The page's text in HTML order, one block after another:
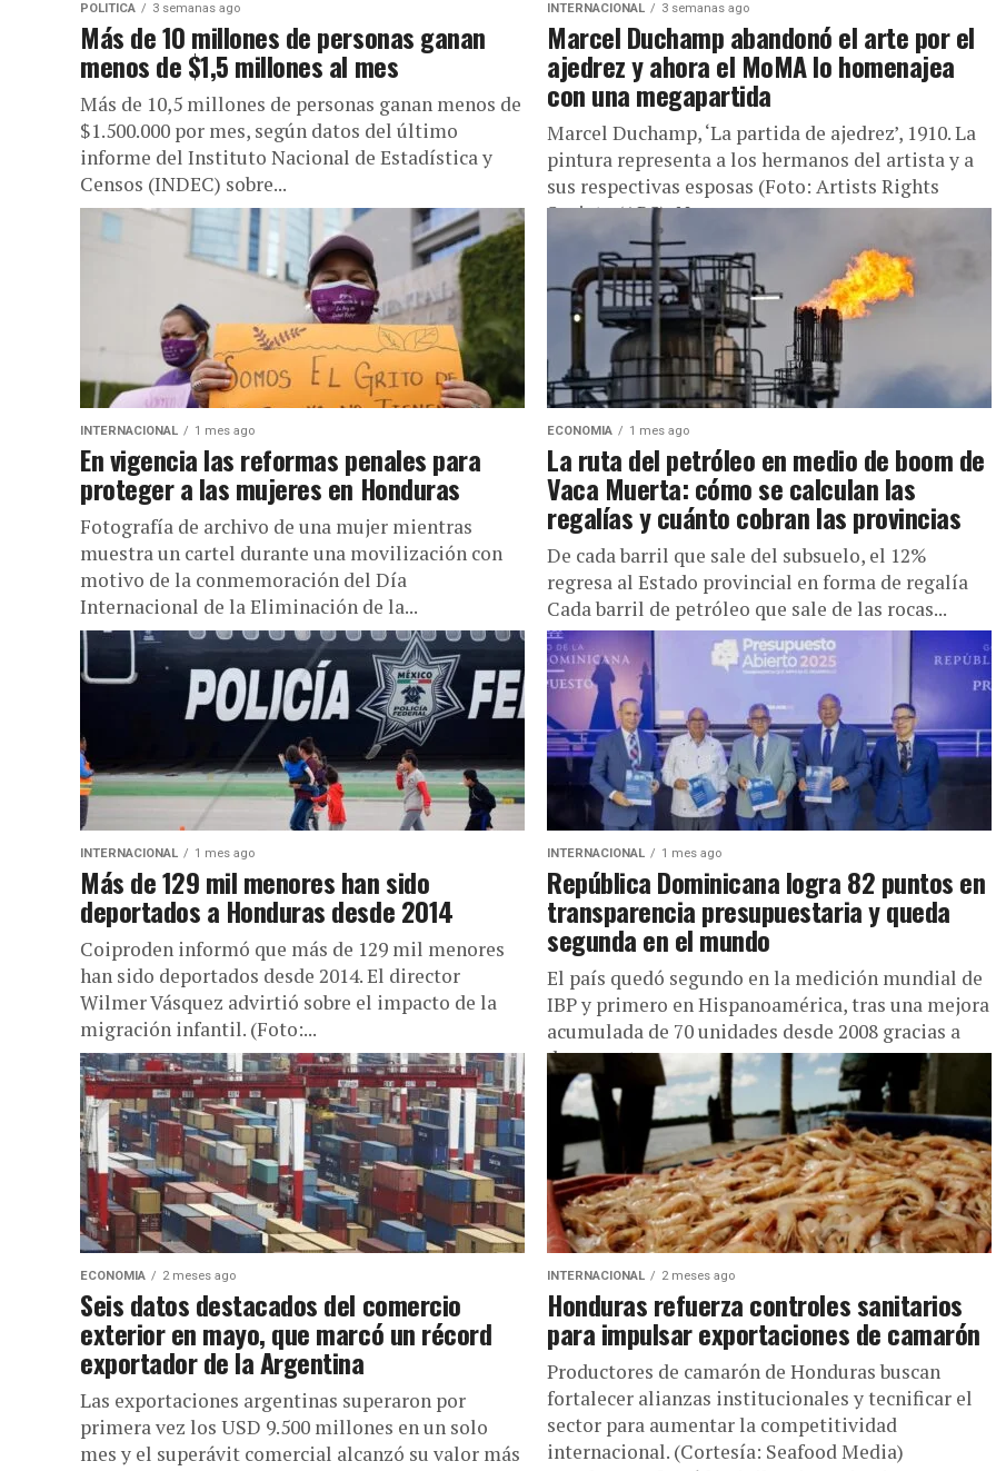
POLITICA 3 semanas ago
Más de 10 millones de personas ganan
menos de $1,5 millones al mes
Más de 10,5 millones de personas ganan menos de
$1.500.000 por mes, según datos del último
informe del Instituto Nacional de Estadística y
Censos (INDEC) sobre...
INTERNACIONAL 3 semanas ago
Marcel Duchamp abandonó el arte por el
ajedrez y ahora el MoMA lo homenajea
con una megapartida
Marcel Duchamp, ‘La partida de ajedrez’, 1910. La
pintura representa a los hermanos del artista y a
sus respectivas esposas (Foto: Artists Rights
Society (ARS), New...
INTERNACIONAL 1 mes ago
En vigencia las reformas penales para
proteger a las mujeres en Honduras
Fotografía de archivo de una mujer mientras
muestra un cartel durante una movilización con
motivo de la conmemoración del Día
Internacional de la Eliminación de la...
ECONOMIA 1 mes ago
La ruta del petróleo en medio de boom de
Vaca Muerta: cómo se calculan las
regalías y cuánto cobran las provincias
De cada barril que sale del subsuelo, el 12%
regresa al Estado provincial en forma de regalía
Cada barril de petróleo que sale de las rocas...
INTERNACIONAL 1 mes ago
Más de 129 mil menores han sido
deportados a Honduras desde 2014
Coiproden informó que más de 129 mil menores
han sido deportados desde 2014. El director
Wilmer Vásquez advirtió sobre el impacto de la
migración infantil. (Foto:...
INTERNACIONAL 1 mes ago
República Dominicana logra 82 puntos en
transparencia presupuestaria y queda
segunda en el mundo
El país quedó segundo en la medición mundial de
IBP y primero en Hispanoamérica, tras una mejora
acumulada de 70 unidades desde 2008 gracias a
documentos...
ECONOMIA 2 meses ago
Seis datos destacados del comercio
exterior en mayo, que marcó un récord
exportador de la Argentina
Las exportaciones argentinas superaron por
primera vez los USD 9.500 millones en un solo
mes y el superávit comercial alcanzó su valor más
INTERNACIONAL 2 meses ago
Honduras refuerza controles sanitarios
para impulsar exportaciones de camarón
Productores de camarón de Honduras buscan
fortalecer alianzas institucionales y tecnificar el
sector para aumentar la competitividad
internacional. (Cortesía: Seafood Media)